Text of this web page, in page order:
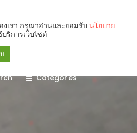
Categories
งเรา กรุณาอ่านและยอมรับ นโยบาย
บริการเว็บไซต์